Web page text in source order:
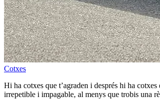
Cotxes
Hi ha cotxes que t’agraden i després hi ha
irrepetible i impagable, al menys que trobis una